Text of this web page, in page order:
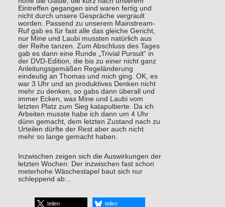
Eintreffen gegangen sind waren fertig und
nicht durch unsere Gespräche vergrault
worden. Passend zu unserem Mainstream-
Ruf gab es für fast alle das gleiche Gericht,
nur Mine und Laubi mussten natürlich aus
der Reihe tanzen. Zum Abschluss des Tages
gab es dann eine Runde „Trivial Pursuit“ in
der DVD-Edition, die bis zu einer nicht ganz
Anleitungsgemäßen Regeländerung
eindeutig an Thomas und mich ging. OK, es
war 3 Uhr und an produktives Denken nicht
mehr zu denken, so gabs dann überall und
immer Ecken, was Mine und Laubi vom
letzten Platz zum Sieg katapultierte. Da ich
Arbeiten musste habe ich dann um 4 Uhr
dünn gemacht, dem letzten Zustand nach zu
Urteilen dürfte der Rest aber auch nicht
mehr so lange gemacht haben.
Inzwischen zeigen sich die Auswirkungen der
letzten Wochen: Der inzwischen fast schon
meterhohe Wäschestapel baut sich nur
schleppend ab…
teilen teilen